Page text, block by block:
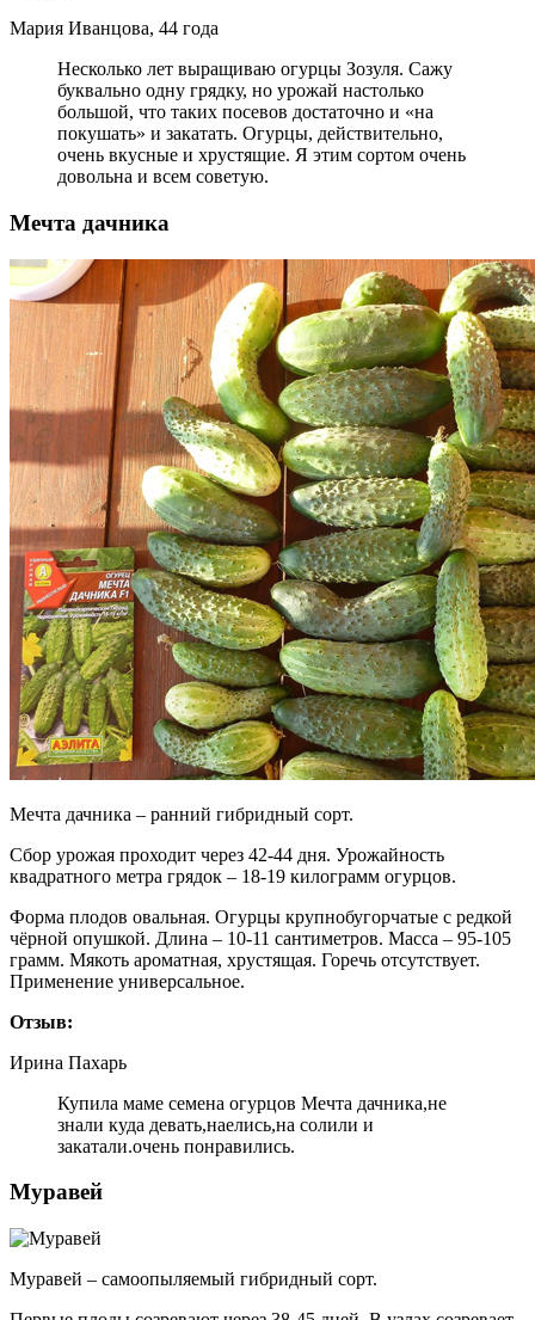
Мария Иванцова, 44 года
Несколько лет выращиваю огурцы Зозуля. Сажу
буквально одну грядку, но урожай настолько
большой, что таких посевов достаточно и «на
покушать» и закатать. Огурцы, действительно,
очень вкусные и хрустящие. Я этим сортом очень
довольна и всем советую.
Мечта дачника
Мечта дачника – ранний гибридный сорт.
Сбор урожая проходит через 42-44 дня. Урожайность
квадратного метра грядок – 18-19 килограмм огурцов.
Форма плодов овальная. Огурцы крупнобугорчатые с редкой
чёрной опушкой. Длина – 10-11 сантиметров. Масса – 95-105
грамм. Мякоть ароматная, хрустящая. Горечь отсутствует.
Применение универсальное.
Отзыв:
Ирина Пахарь
Купила маме семена огурцов Мечта дачника,не
знали куда девать,наелись,на солили и
закатали.очень понравились.
Муравей
Муравей – самоопыляемый гибридный сорт.